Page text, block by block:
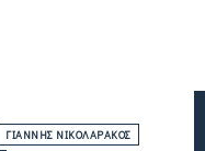
ΓΙΆΝΝΗΣ ΝΙΚΟΛΑΡΆΚΟΣ